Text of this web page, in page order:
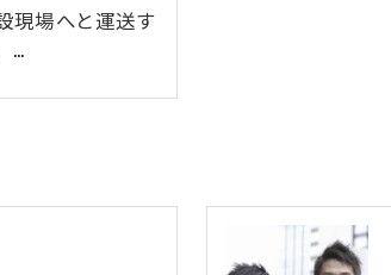
現場へと運送す
…